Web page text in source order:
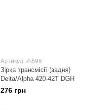
Артикул: Z-596
Зірка трансмісії (задня)
Delta/Alpha 420-42T DGH
276 грн